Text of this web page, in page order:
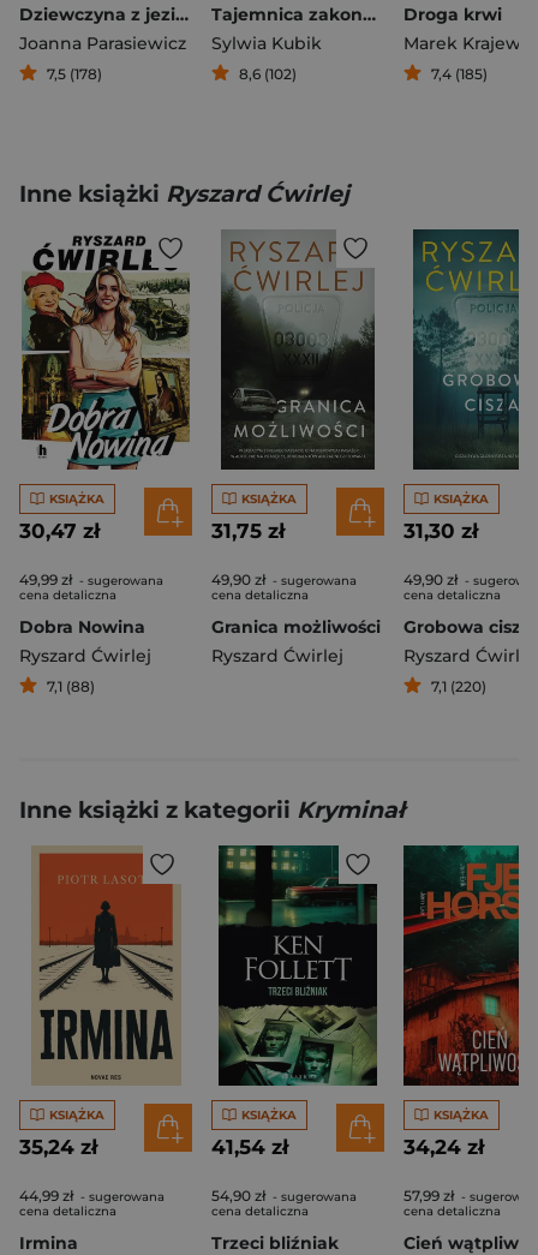
Dziewczyna z jeziora
Joanna Parasiewicz
7,5 (178)
Tajemnica zakonnika
Sylwia Kubik
8,6 (102)
Droga krwi
Marek
7,4 (185)
Inne książki Ryszard Ćwirlej
KSIĄŻKA
30,47 zł
49,99 zł - sugerowana
cena detaliczna
Dobra Nowina
Ryszard Ćwirlej
7,1 (88)
KSIĄŻKA
31,75 zł
49,90 zł - sugerowana
cena detaliczna
Granica możliwości
Ryszard Ćwirlej
KSIĄŻKA
31,30 zł
49,90 zł -
cena detaliczna
Grobowa cisza
Ryszard Ćwirlej
7,1 (220)
Inne książki z kategorii Kryminał
KSIĄŻKA
35,24 zł
44,99 zł - sugerowana
cena detaliczna
Irmina
KSIĄŻKA
41,54 zł
54,90 zł - sugerowana
cena detaliczna
Trzeci bliźniak
KSIĄŻKA
34,24 zł
57,99 zł -
cena detaliczna